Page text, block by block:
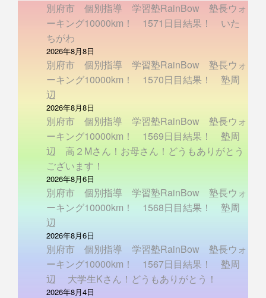
別府市 個別指導 学習塾RainBow 塾長ウォ
ーキング10000km！ 1571日目結果！ いた
ちがわ
2026年8月8日
別府市 個別指導 学習塾RainBow 塾長ウォ
ーキング10000km！ 1570日目結果！ 塾周
辺
2026年8月8日
別府市 個別指導 学習塾RainBow 塾長ウォ
ーキング10000km！ 1569日目結果！ 塾周
辺 高２Mさん！お母さん！どうもありがとう
ございます！
2026年8月6日
別府市 個別指導 学習塾RainBow 塾長ウォ
ーキング10000km！ 1568日目結果！ 塾周
辺
2026年8月6日
別府市 個別指導 学習塾RainBow 塾長ウォ
ーキング10000km！ 1567日目結果！ 塾周
辺 大学生Kさん！どうもありがとう！
2026年8月4日